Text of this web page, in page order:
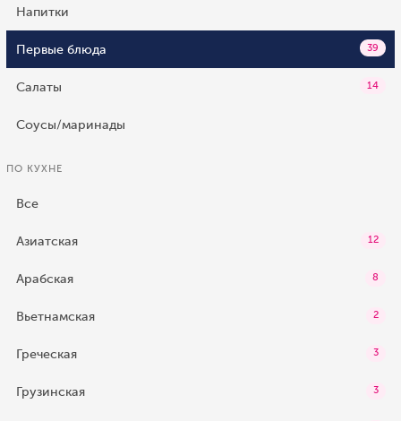
Напитки
Первые блюда 39
Салаты 14
Соусы/маринады
ПО КУХНЕ
Все
Азиатская 12
Арабская 8
Вьетнамская 2
Греческая 3
Грузинская 3